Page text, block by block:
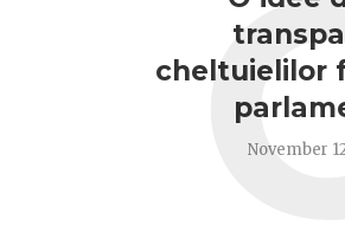
cheltuielilor
November